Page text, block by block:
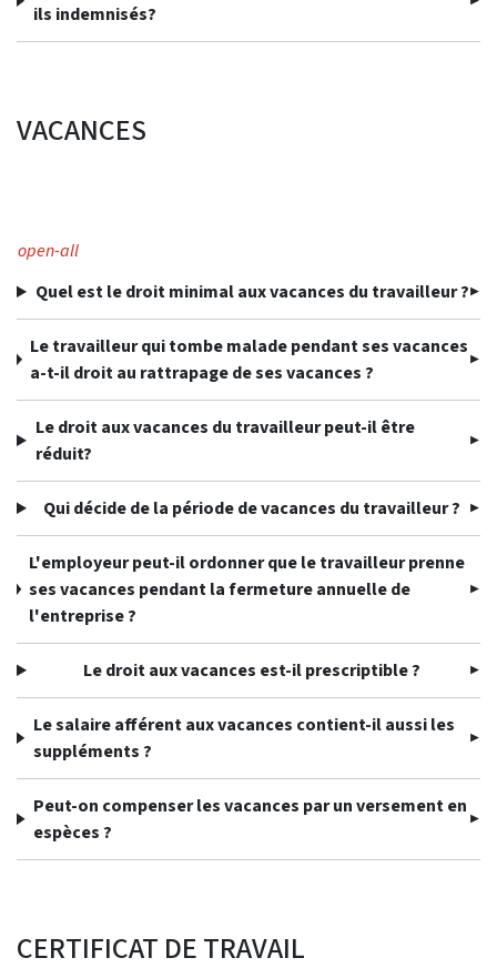
ils indemnisés?
VACANCES
open-all
Quel est le droit minimal aux vacances du travailleur ?
Le travailleur qui tombe malade pendant ses vacances
a-t-il droit au rattrapage de ses vacances ?
Le droit aux vacances du travailleur peut-il être
réduit?
Qui décide de la période de vacances du travailleur ?
L'employeur peut-il ordonner que le travailleur prenne
ses vacances pendant la fermeture annuelle de
l'entreprise ?
Le droit aux vacances est-il prescriptible ?
Le salaire afférent aux vacances contient-il aussi les
suppléments ?
Peut-on compenser les vacances par un versement en
espèces ?
CERTIFICAT DE TRAVAIL